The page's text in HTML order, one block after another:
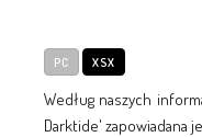
PC XSX
Według naszych
Darktide' zapowiadana